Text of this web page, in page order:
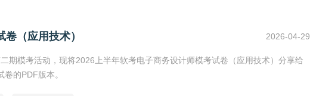
（应用技术） 2026-04-29
期模考活动，现将2026上半年软考电子商务设计师模考试卷（应用技术）分享给
的PDF版本。